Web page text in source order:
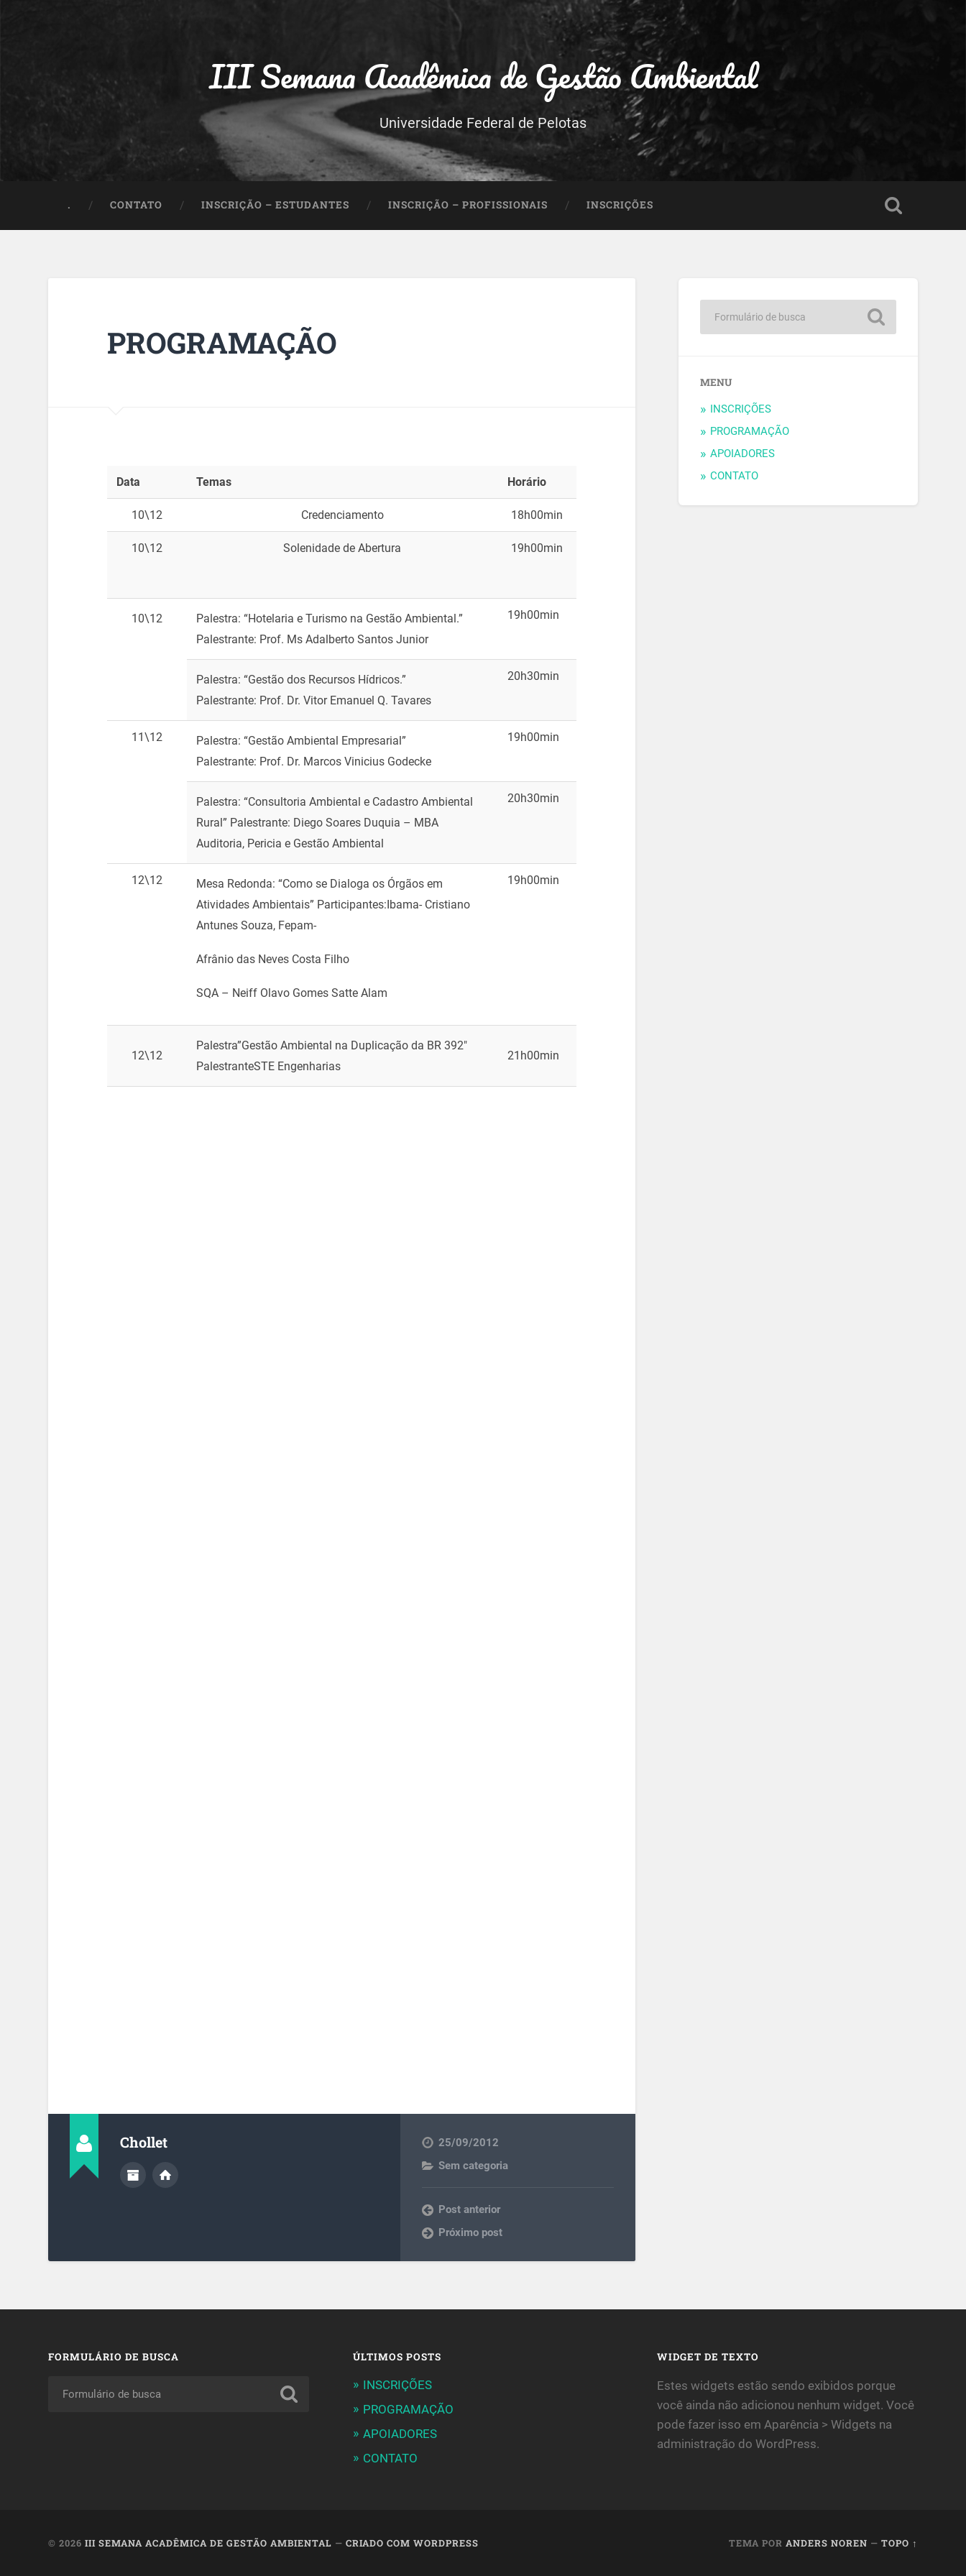
III Semana Acadêmica de Gestão Ambiental
Universidade Federal de Pelotas
. CONTATO INSCRIÇÃO – ESTUDANTES INSCRIÇÃO – PROFISSIONAIS INSCRIÇÕES
PROGRAMAÇÃO
Data Temas Horário
10\12 Credenciamento 18h00min
10\12 Solenidade de Abertura 19h00min
10\12
Palestra: “Hotelaria e Turismo na Gestão Ambiental.”
Palestrante: Prof. Ms Adalberto Santos Junior
19h00min
Palestra: “Gestão dos Recursos Hídricos.”
Palestrante: Prof. Dr. Vitor Emanuel Q. Tavares
20h30min
11\12
Palestra: “Gestão Ambiental Empresarial”
Palestrante: Prof. Dr. Marcos Vinicius Godecke
19h00min
Palestra: “Consultoria Ambiental e Cadastro Ambiental
Rural” Palestrante: Diego Soares Duquia – MBA
Auditoria, Pericia e Gestão Ambiental
20h30min
12\12
Mesa Redonda: “Como se Dialoga os Órgãos em
Atividades Ambientais” Participantes:Ibama- Cristiano
Antunes Souza, Fepam-
Afrânio das Neves Costa Filho
SQA – Neiff Olavo Gomes Satte Alam
19h00min
12\12
Palestra”Gestão Ambiental na Duplicação da BR 392″
PalestranteSTE Engenharias
21h00min
Chollet
25/09/2012
Sem categoria
Post anterior
Próximo post
MENU
INSCRIÇÕES
PROGRAMAÇÃO
APOIADORES
CONTATO
FORMULÁRIO DE BUSCA ÚLTIMOS POSTS
INSCRIÇÕES
PROGRAMAÇÃO
APOIADORES
CONTATO
WIDGET DE TEXTO
Estes widgets estão sendo exibidos porque
você ainda não adicionou nenhum widget. Você
pode fazer isso em Aparência > Widgets na
administração do WordPress.
© 2026III SEMANA ACADÊMICA DE GESTÃO AMBIENTAL —CRIADO COM WORDPRESS TEMA POR ANDERS NOREN — TOPO ↑